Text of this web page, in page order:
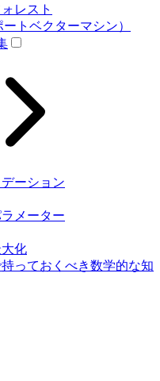
レスト
トベクターマシン）
ーション
メーター
化
っておくべき数学的な知